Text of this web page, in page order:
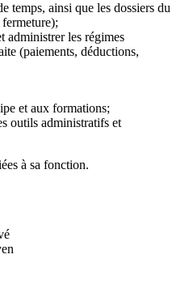
ainsi que les dossiers du
les régimes
(paiements, déductions,
et aux formations;
outils administratifs et
à sa fonction.